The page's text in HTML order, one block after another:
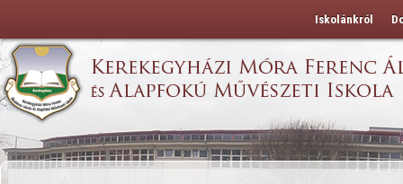
Iskolánkról